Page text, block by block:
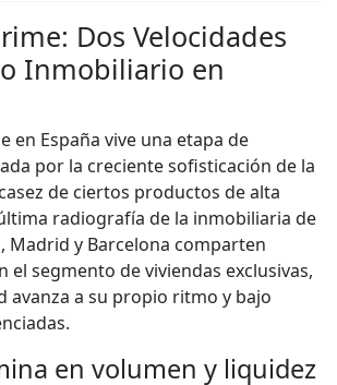
Dos Velocidades
Inmobiliario en
en España vive una etapa de
por la creciente sofisticación de la
de ciertos productos de alta
radiografía de la inmobiliaria de
Madrid y Barcelona comparten
el segmento de viviendas exclusivas,
avanza a su propio ritmo y bajo
en volumen y liquidez